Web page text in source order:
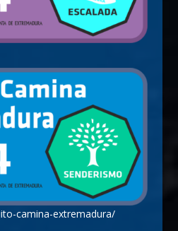
camina-extremadura/